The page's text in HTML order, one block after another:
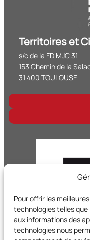
Pour offrir les
technologies telles
aux informations des
technologies nous
Territoires et
s/c de la FD MJC 31
153 Chemin de la
31 400 TOULOUSE